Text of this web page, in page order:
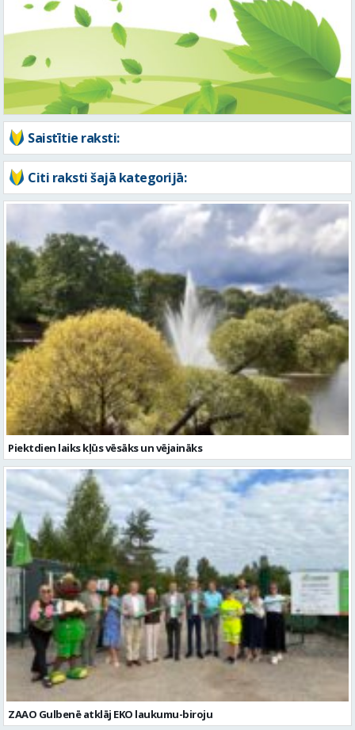
Saistītie raksti:
Citi raksti šajā kategorijā:
Piektdien laiks kļūs vēsāks un vējaināks
ZAAO Gulbenē atklāj EKO laukumu-biroju